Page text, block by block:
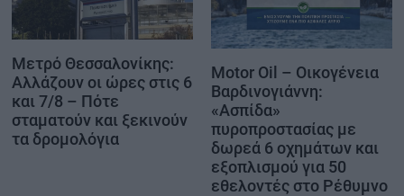
Μετρό Θεσσαλονίκης:
Αλλάζουν οι ώρες στις 6
και 7/8 – Πότε
σταματούν και ξεκινούν
τα δρομολόγια
Motor Oil – Οικογένεια
Βαρδινογιάννη:
«Ασπίδα»
πυροπροστασίας με
δωρεά 6 οχημάτων και
εξοπλισμού για 50
εθελοντές στο Ρέθυμνο